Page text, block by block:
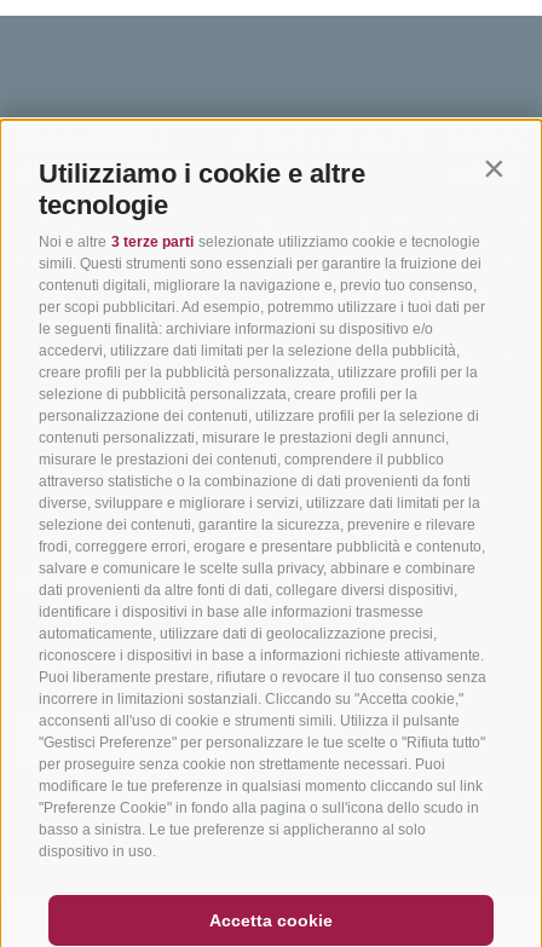
Utilizziamo i cookie e altre
tecnologie
Noi e altre 3 terze parti selezionate utilizziamo cookie e tecnologie
simili. Questi strumenti sono essenziali per garantire la fruizione dei
contenuti digitali, migliorare la navigazione e, previo tuo consenso,
per scopi pubblicitari. Ad esempio, potremmo utilizzare i tuoi dati per
le seguenti finalità: archiviare informazioni su dispositivo e/o
accedervi, utilizzare dati limitati per la selezione della pubblicità,
creare profili per la pubblicità personalizzata, utilizzare profili per la
selezione di pubblicità personalizzata, creare profili per la
personalizzazione dei contenuti, utilizzare profili per la selezione di
contenuti personalizzati, misurare le prestazioni degli annunci,
misurare le prestazioni dei contenuti, comprendere il pubblico
attraverso statistiche o la combinazione di dati provenienti da fonti
diverse, sviluppare e migliorare i servizi, utilizzare dati limitati per la
selezione dei contenuti, garantire la sicurezza, prevenire e rilevare
frodi, correggere errori, erogare e presentare pubblicità e contenuto,
salvare e comunicare le scelte sulla privacy, abbinare e combinare
dati provenienti da altre fonti di dati, collegare diversi dispositivi,
identificare i dispositivi in base alle informazioni trasmesse
automaticamente, utilizzare dati di geolocalizzazione precisi,
riconoscere i dispositivi in base a informazioni richieste attivamente.
Puoi liberamente prestare, rifiutare o revocare il tuo consenso senza
incorrere in limitazioni sostanziali. Cliccando su "Accetta cookie,"
acconsenti all'uso di cookie e strumenti simili. Utilizza il pulsante
"Gestisci Preferenze" per personalizzare le tue scelte o "Rifiuta tutto"
per proseguire senza cookie non strettamente necessari. Puoi
modificare le tue preferenze in qualsiasi momento cliccando sul link
"Preferenze Cookie" in fondo alla pagina o sull'icona dello scudo in
basso a sinistra. Le tue preferenze si applicheranno al solo
dispositivo in uso.
Accetta cookie
NEWSLETTER
SOCIAL WALL METEO
SÜDTIROL
Hotel & pacchetti
Pacchetti vacanze
Buoni vacanza
Hot Deals
Bike & Work
ADIGE
Adige
In bici da corsa in Alto
Adige
Ciclabili in Alto Adige
Scuole bike
Tutti i tour
Come
Meteo
Catalogo
info@bikehotels.it
ISCRIVITI ALLA NOSTRA NEWSLETTER
ISCRIVITI ADESSO
CREDITS